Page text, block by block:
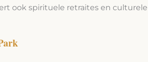
ook spirituele retraites en culturele